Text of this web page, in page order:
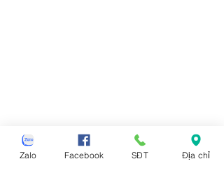
Zalo Facebook SĐT Địa chỉ